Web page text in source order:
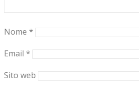
Nome *
Email *
Sito web